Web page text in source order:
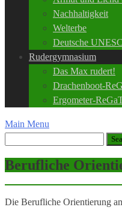
Nachhaltigkeit
Welterbe
Deutsche
Rudergymnasium
Das Max rudert!
Drachenboot-
Ergometer-
Main Menu
Berufliche
Die Berufliche Orientierung